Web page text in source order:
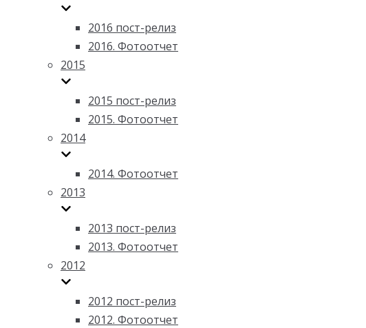
2016 пост-релиз
2016. Фотоотчет
2015
2015 пост-релиз
2015. Фотоотчет
2014
2014. Фотоотчет
2013
2013 пост-релиз
2013. Фотоотчет
2012
2012 пост-релиз
2012. Фотоотчет